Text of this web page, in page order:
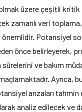
üzere çeşitli
zamanlı veri
Potansiyel
önce belirleyerek,
sürelerini ve bakım
Ayrıca,
arızaları
analiz edilecek ve